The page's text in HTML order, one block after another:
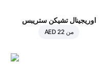
اوريجينال تشيكن ستريبس
منAED 22